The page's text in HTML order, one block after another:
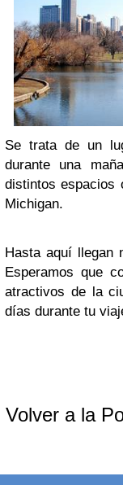
Se trata de un
durante una
distintos espacios
Michigan.
Hasta aquí llegan
Esperamos que
atractivos de la
días durante tu
Volver a la